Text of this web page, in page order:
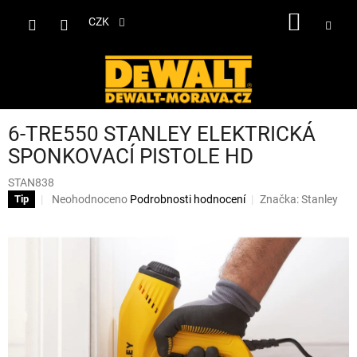
CZK
6-TRE550 STANLEY ELEKTRICKÁ
SPONKOVACÍ PISTOLE HD
STAN838
Tip
Průměrné
Neohodnoceno Podrobnosti hodnocení Značka:Stanley